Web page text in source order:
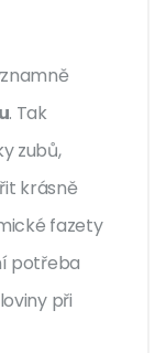
. Tak
zubů,
krásně
fazety
potřeba
při